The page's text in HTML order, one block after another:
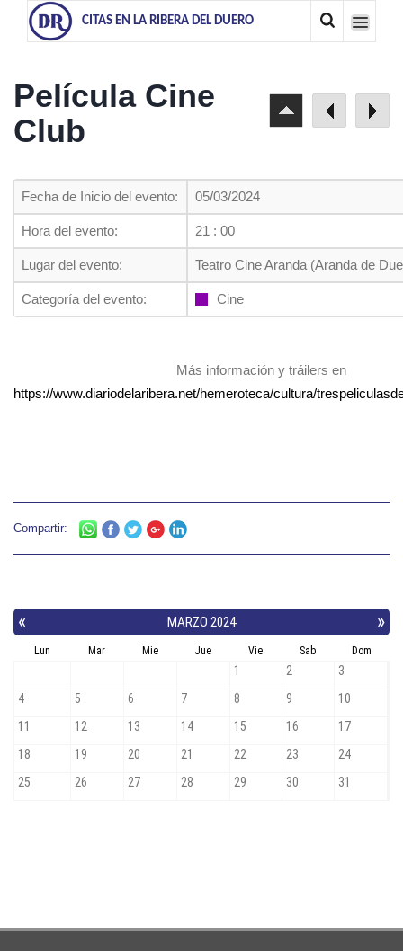
CITAS EN LA RIBERA DEL DUERO
Película Cine
Club
Fecha de Inicio del evento: 05/03/2024
Hora del evento: 21 : 00
Lugar del evento: Teatro Cine Aranda (Aranda de
Categoría del evento: Cine
Más información y tráilers en
https://www.diariodelaribera.net/hemeroteca/cultura/
Compartir: